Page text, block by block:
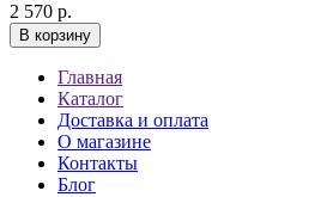
2 570 р.
В корзину
Главная
Каталог
Доставка и оплата
О магазине
Контакты
Блог